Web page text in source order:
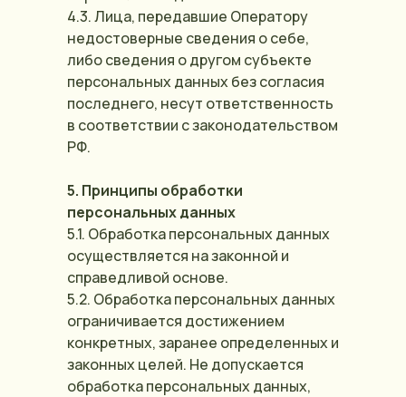
4.3. Лица, передавшие Оператору
недостоверные сведения о себе,
либо сведения о другом субъекте
персональных данных без согласия
последнего, несут ответственность
в соответствии с законодательством
РФ.
5. Принципы обработки
персональных данных
5.1. Обработка персональных данных
осуществляется на законной и
справедливой основе.
5.2. Обработка персональных данных
ограничивается достижением
конкретных, заранее определенных и
законных целей. Не допускается
обработка персональных данных,